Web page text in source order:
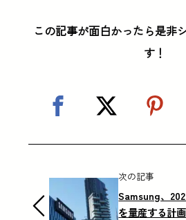
この記事が面白かったら是非
す！
次の記事
Samsung、
を量産する計画